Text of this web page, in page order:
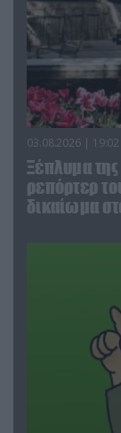
03.08.2026 | 19:02
Ξέπλυμα
ρεπόρτερ
δικαίωμα